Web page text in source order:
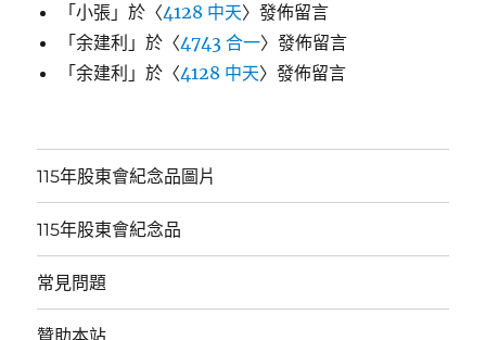
「小張 」於〈4128 中天〉發佈留言
「余建利 」於〈4743 合一〉發佈留言
「余建利 」於〈4128 中天〉發佈留言
115年股東會紀念品圖片
115年股東會紀念品
常見問題